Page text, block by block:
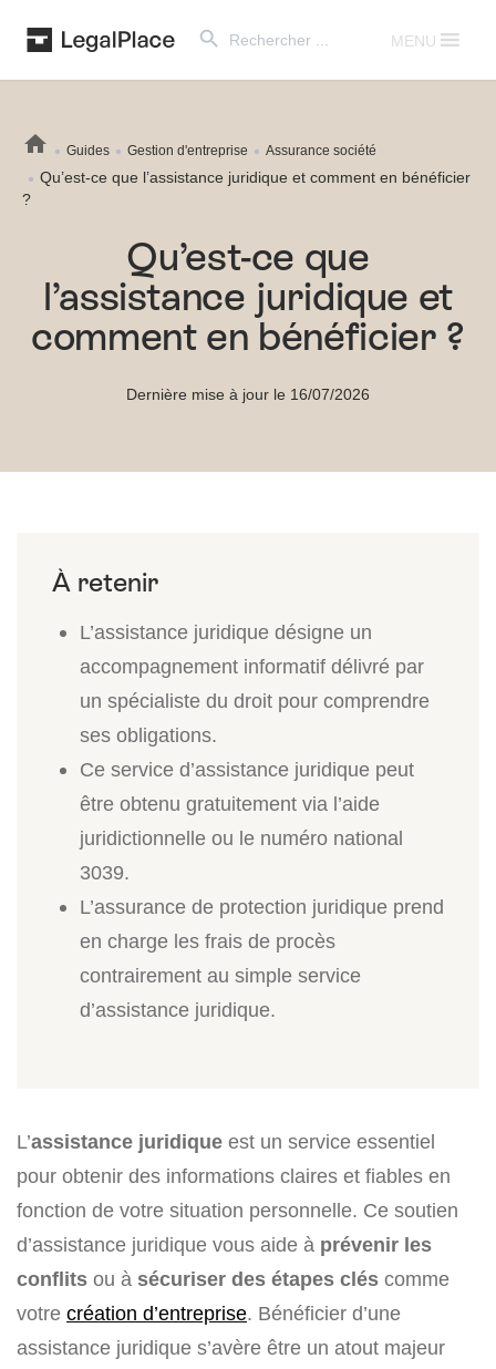
for:
MENU
Guides Gestion d'entreprise Assurance société
Qu’est-ce que l’assistance juridique et comment en bénéficier
?
Qu’est-ce que
l’assistance juridique et
comment en bénéficier ?
Dernière mise à jour le 16/07/2026
L’assistance juridique désigne un
accompagnement informatif délivré par
un spécialiste du droit pour comprendre
ses obligations.
Ce service d’assistance juridique peut
être obtenu gratuitement via l’aide
juridictionnelle ou le numéro national
3039.
L’assurance de protection juridique prend
en charge les frais de procès
contrairement au simple service
d’assistance juridique.
L’assistance juridique est un service essentiel
pour obtenir des informations claires et fiables en
fonction de votre situation personnelle. Ce soutien
d’assistance juridique vous aide à prévenir les
conflits ou à sécuriser des étapes clés comme
votre création d’entreprise. Bénéficier d’une
assistance juridique s’avère être un atout majeur